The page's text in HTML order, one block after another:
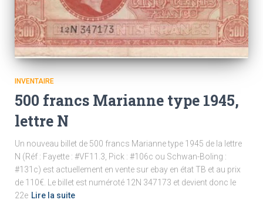
INVENTAIRE
500 francs Marianne type 1945,
lettre N
Un nouveau billet de 500 francs Marianne type 1945 de la lettre
N (Réf : Fayette : #VF11.3, Pick : #106c ou Schwan-Boling :
#131c) est actuellement en vente sur ebay en état TB et au prix
de 110€. Le billet est numéroté 12N 347173 et devient donc le
22e Lire la suite